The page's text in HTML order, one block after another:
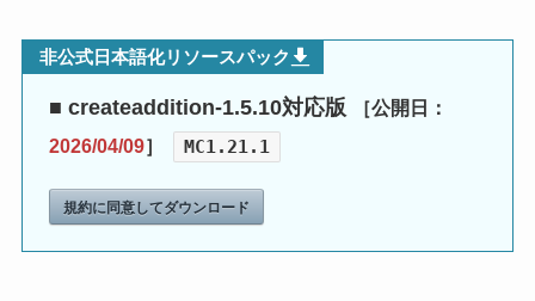
非公式日本語化リソースパック
■ createaddition-1.5.10対応版
［公開日：
2026/04/09］ MC1.21.1
規約に同意してダウンロード